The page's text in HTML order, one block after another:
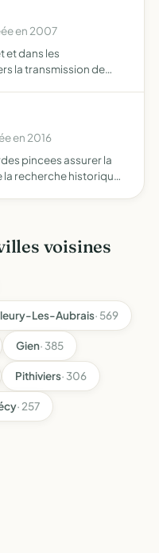
en 2007
et dans les
la transmission de
en 2016
pincees assurer la
recherche historique
voisines
Les-Aubrais· 569
Gien· 385
Pithiviers· 306
· 257